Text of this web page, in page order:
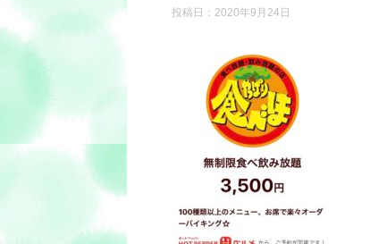
投稿日： 2020年9月24日